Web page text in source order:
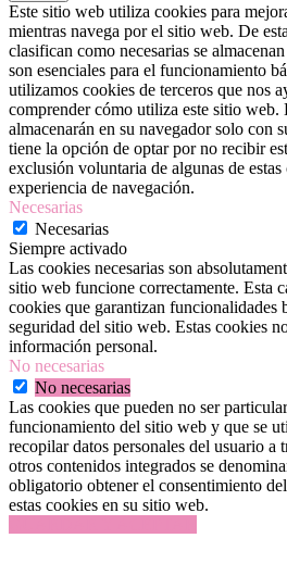
Este sitio web utiliza cookies para
mientras navega por el sitio web. De
clasifican como necesarias se
son esenciales para el funcionamiento
utilizamos cookies de terceros que nos
comprender cómo utiliza este sitio web.
almacenarán en su navegador solo con
tiene la opción de optar por no recibir
exclusión voluntaria de algunas de
experiencia de navegación.
Necesarias
Necesarias
Siempre activado
Las cookies necesarias son
sitio web funcione correctamente. Esta
cookies que garantizan funcionalidades
seguridad del sitio web. Estas cookies
información personal.
No necesarias
No necesarias
Las cookies que pueden no ser
funcionamiento del sitio web y que se
recopilar datos personales del usuario a
otros contenidos integrados se
obligatorio obtener el consentimiento
estas cookies en su sitio web.